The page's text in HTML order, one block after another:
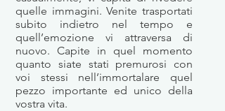
quelle immagini. Venite trasportati
subito indietro nel tempo e
quell’emozione vi attraversa di
nuovo. Capite in quel momento
quanto siate stati premurosi con
voi stessi nell’immortalare quel
pezzo importante ed unico della
vostra vita.